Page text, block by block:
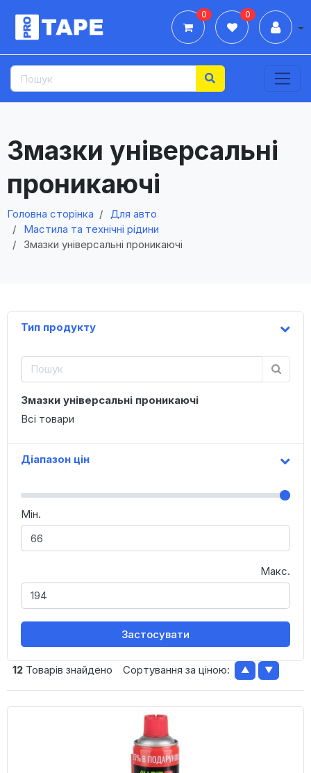
0 0
Змазки універсальні
проникаючі
Головна сторінка
Для авто
Мастила та технічні рідини
Змазки універсальні проникаючі
Тип продукту
Змазки універсальні проникаючі
Всі товари
Діапазон цін
Мін.
Макс.
Застосувати
12Товарів знайдено Сортування за ціною: ▲ ▼